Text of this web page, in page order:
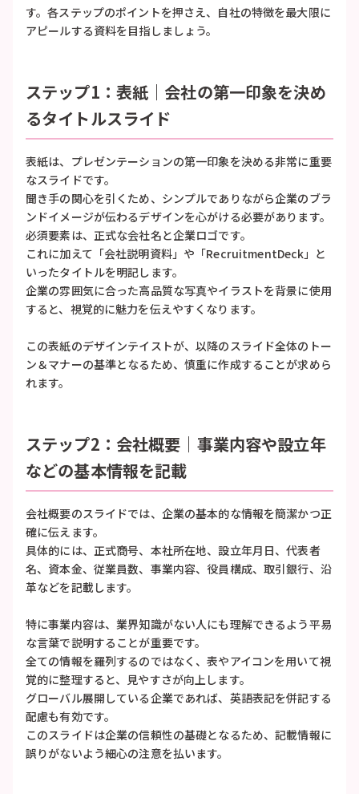
す。各ステップのポイントを押さえ、自社の特徴を最大限に
アピールする資料を目指しましょう。
ステップ1：表紙｜会社の第一印象を決め
るタイトルスライド
表紙は、プレゼンテーションの第一印象を決める非常に重要
なスライドです。
聞き手の関心を引くため、シンプルでありながら企業のブラ
ンドイメージが伝わるデザインを心がける必要があります。
必須要素は、正式な会社名と企業ロゴです。
これに加えて「会社説明資料」や「RecruitmentDeck」と
いったタイトルを明記します。
企業の雰囲気に合った高品質な写真やイラストを背景に使用
すると、視覚的に魅力を伝えやすくなります。
この表紙のデザインテイストが、以降のスライド全体のトー
ン＆マナーの基準となるため、慎重に作成することが求めら
れます。
ステップ2：会社概要｜事業内容や設立年
などの基本情報を記載
会社概要のスライドでは、企業の基本的な情報を簡潔かつ正
確に伝えます。
具体的には、正式商号、本社所在地、設立年月日、代表者
名、資本金、従業員数、事業内容、役員構成、取引銀行、沿
革などを記載します。
特に事業内容は、業界知識がない人にも理解できるよう平易
な言葉で説明することが重要です。
全ての情報を羅列するのではなく、表やアイコンを用いて視
覚的に整理すると、見やすさが向上します。
グローバル展開している企業であれば、英語表記を併記する
配慮も有効です。
このスライドは企業の信頼性の基礎となるため、記載情報に
誤りがないよう細心の注意を払います。